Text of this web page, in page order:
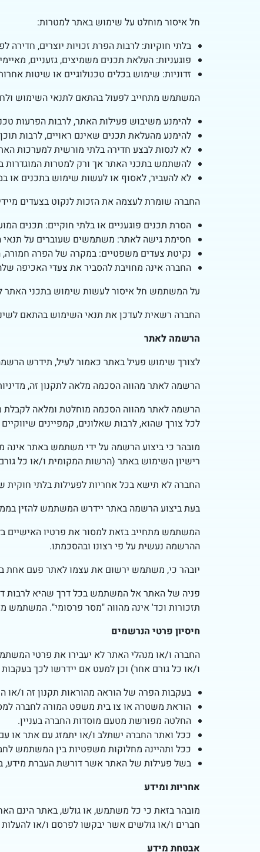
חל איסור מוחלט על שימוש באתר למטרות:
בלתי חוקיות: לרבות הפרת זכויות יוצרים, חדירה
פוגעניות: העלאת תכנים משמיצים, גזעניים,
זדוניות: שימוש בכלים טכנולוגיים או שיטות
המשתמש מתחייב לפעול בהתאם לתנאי השימוש
להימנע משיבוש פעילות האתר, לרבות הפרעות
להימנע מהעלאת תכנים שאינם ראויים, לרבות תוכן
לא לנסות לבצע חדירה בלתי מורשית למערכות
להשתמש בתכני האתר אך ורק למטרות המוגדרות
לא להעביר, לאסוף או לעשות שימוש בתכנים או
החברה שומרת לעצמה את הזכות לנקוט בצעדים
הסרת תכנים פוגעניים או בלתי חוקיים: תכנים
חסימת גישה לאתר: משתמשים שעוברים על תנאי
נקיטת צעדים משפטיים: במקרה של הפרה חמורה,
החברה אינה מחויבת להסביר את צעדי האכיפה
על המשתמש חל איסור לעשות שימוש בתכני האתר
החברה רשאית לעדכן את תנאי השימוש בהתאם
הרשמה לאתר
לצורך שימוש פעיל באתר כאמור לעיל, תידרש
הרשמה לאתר מהווה הסכמה מלאה לתקנון זה,
הרשמה לאתר מהווה הסכמה מוחלטת ומלאה לקבלת
לכל צורך שהוא, לרבות שאלונים, קמפיינים
מובהר כי ביצוע הרשמה על ידי משתמש באתר
רישיון השימוש באתר (הרשות המקומית ו/או כל
החברה לא תישא בכל אחריות לפעילות בלתי
בעת ביצוע הרשמה באתר יידרש המשתמש להזין
המשתמש מתחייב בזאת למסור את פרטיו האישיים
ההרשמה נעשית על פי רצונו ובהסכמתו.
יובהר כי, משתמש ירשום את עצמו לאתר פעם אחת
תזכורות וכד' אינה מהווה "מסר פרסומי". המשתמש
חיסיון פרטי הנרשמים
החברה ו/או מנהלי האתר לא יעבירו את פרטי
ו/או כל גורם אחר) וכן למעט אם יידרשו לכך
בעקבות הפרה של הוראה מהוראות תקנון זה ו/
הוראת משטרה או צו בית משפט המורה לחברה
החלטה מפורשת מטעם מוסדות החברה בעניין.
ככל ואתר החברה ישתלב ו/או יתמזג עם אתר או
ככל ותהיינה מחלוקות משפטיות בין המשתמש
בשל פעילות של האתר אשר דורשת העברת
אחריות ומידע
מובהר בזאת כי כל משתמש, או גולש, באתר הינם
חברים ו/או גולשים אשר יבקשו לפרסם ו/או
אבטחת מידע